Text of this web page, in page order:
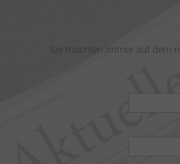
Sie möchten immer auf dem